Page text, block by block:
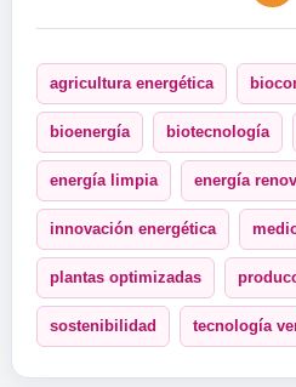
agricultura energética
bioenergía biotecnología
energía limpia energía
innovación energética
plantas optimizadas
sostenibilidad tecnología